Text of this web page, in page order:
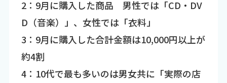
2：9月に購入した商品 男性では「CD・DV
D（音楽）」、女性では「衣料」
3：9月に購入した合計金額は10,000円以上が
約4割
4：10代で最も多いのは男女共に「実際の店